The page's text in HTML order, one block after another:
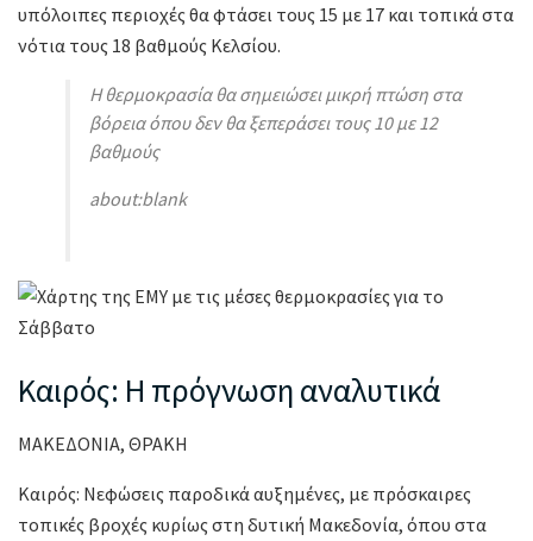
υπόλοιπες περιοχές θα φτάσει τους 15 με 17 και τοπικά στα
νότια τους 18 βαθμούς Κελσίου.
Η θερμοκρασία θα σημειώσει μικρή πτώση στα
βόρεια όπου δεν θα ξεπεράσει τους 10 με 12
βαθμούς
about:blank
Καιρός: Η πρόγνωση αναλυτικά
ΜΑΚΕΔΟΝΙΑ, ΘΡΑΚΗ
Καιρός: Νεφώσεις παροδικά αυξημένες, με πρόσκαιρες
τοπικές βροχές κυρίως στη δυτική Μακεδονία, όπου στα